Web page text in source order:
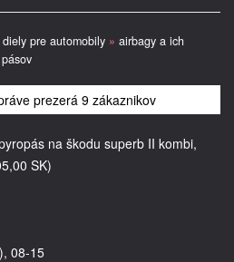
pre automobily » airbagy a ich
prezerá 9 zákaznikov
na škodu superb II kombi,
SK)
08-15